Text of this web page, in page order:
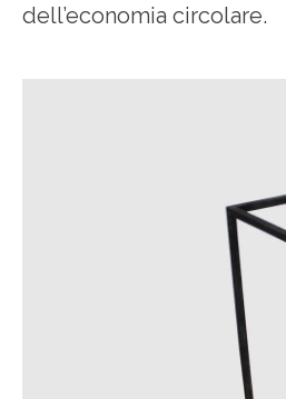
dell’economia circolare.